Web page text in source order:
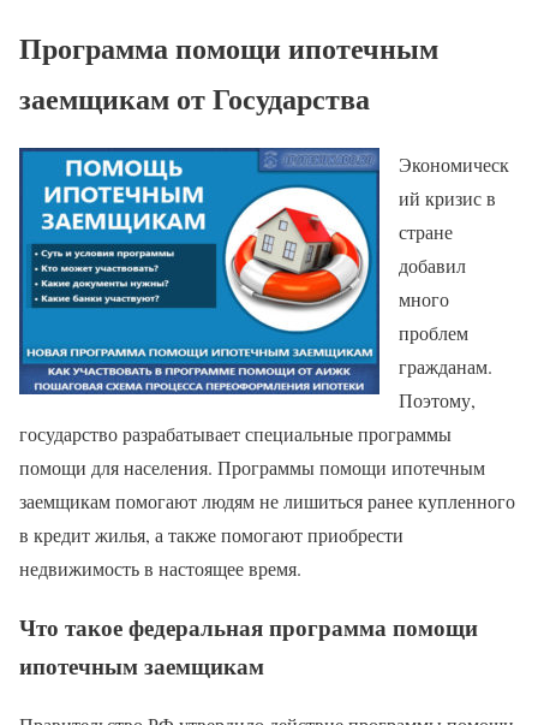
Программа помощи ипотечным
заемщикам от Государства
Экономическ
ий кризис в
стране
добавил
много
проблем
гражданам.
Поэтому,
государство разрабатывает специальные программы
помощи для населения. Программы помощи ипотечным
заемщикам помогают людям не лишиться ранее купленного
в кредит жилья, а также помогают приобрести
недвижимость в настоящее время.
Что такое федеральная программа помощи
ипотечным заемщикам